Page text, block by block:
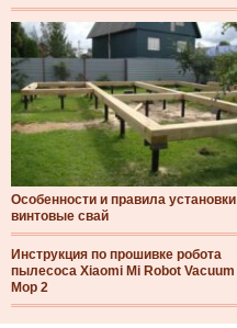
Особенности и правила установки
винтовые свай
Инструкция по прошивке робота
пылесоса Xiaomi Mi Robot Vacuum
Mop 2